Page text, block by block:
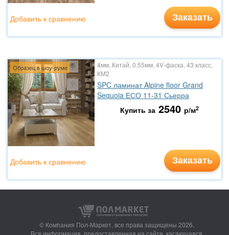
Заказать
Добавить к сравнению
Образец в шоу-руме
4мм, Китай, 0.55мм, 4V-фаска, 43 класс,
КМ2
SPC ламинат Alpine floor Grand
Sequoia ЕСО 11-31 Сьерра
Купить за 2540 р/м2
Заказать
Добавить к сравнению
© Компания Пол-Маркет, все права защищены 2026.
Вся информация, предоставленная на сайте, касающаяся